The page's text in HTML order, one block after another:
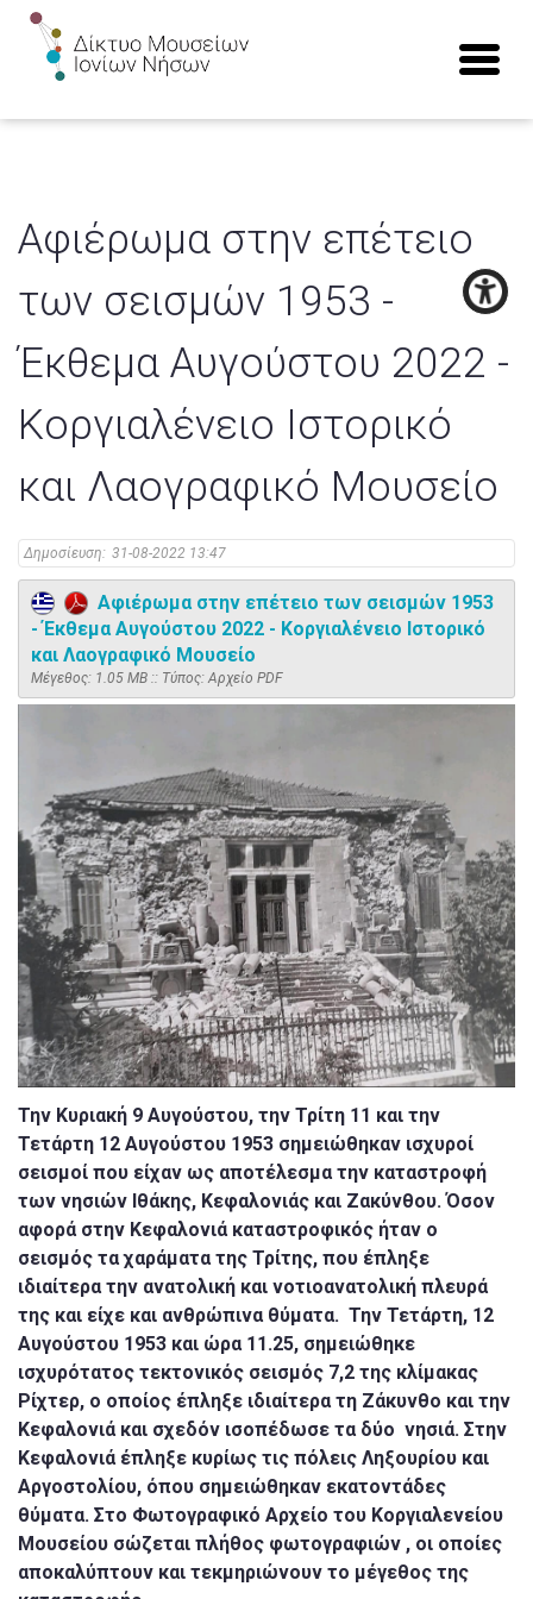
Αφιέρωμα στην επέτειο
των σεισμών 1953 -
Έκθεμα Αυγούστου 2022 -
Κοργιαλένειο Ιστορικό
και Λαογραφικό Μουσείο
Δημοσίευση: 31-08-2022 13:47
Αφιέρωμα στην επέτειο των σεισμών 1953
- Έκθεμα Αυγούστου 2022 - Κοργιαλένειο Ιστορικό
και Λαογραφικό Μουσείο
Mέγεθος: 1.05 MB :: Τύπος: Αρχείο PDF
Την Κυριακή 9 Αυγούστου, την Τρίτη 11 και την
Τετάρτη 12 Αυγούστου 1953 σημειώθηκαν ισχυροί
σεισμοί που είχαν ως αποτέλεσμα την καταστροφή
των νησιών Ιθάκης, Κεφαλονιάς και Ζακύνθου. Όσον
αφορά στην Κεφαλονιά καταστροφικός ήταν ο
σεισμός τα χαράματα της Τρίτης, που έπληξε
ιδιαίτερα την ανατολική και νοτιοανατολική πλευρά
της και είχε και ανθρώπινα θύματα. Την Τετάρτη, 12
Αυγούστου 1953 και ώρα 11.25, σημειώθηκε
ισχυρότατος τεκτονικός σεισμός 7,2 της κλίμακας
Ρίχτερ, ο οποίος έπληξε ιδιαίτερα τη Ζάκυνθο και την
Κεφαλονιά και σχεδόν ισοπέδωσε τα δύο νησιά. Στην
Κεφαλονιά έπληξε κυρίως τις πόλεις Ληξουρίου και
Αργοστολίου, όπου σημειώθηκαν εκατοντάδες
θύματα. Στο Φωτογραφικό Αρχείο του Κοργιαλενείου
Μουσείου σώζεται πλήθος φωτογραφιών , οι οποίες
αποκαλύπτουν και τεκμηριώνουν το μέγεθος της